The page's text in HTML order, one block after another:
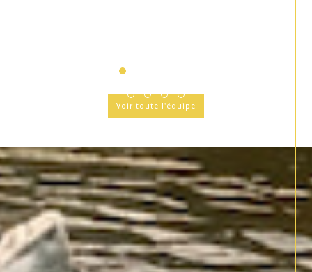
Voir toute l'équipe